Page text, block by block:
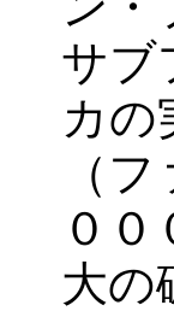
サブ
カの
（
０
大の